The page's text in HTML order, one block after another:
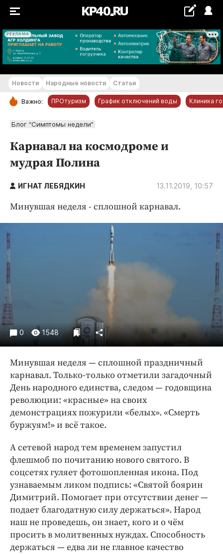
РЕКЛАМА
+18...+19 °С
РУБРИКИ
Статьи
Народные новости
Недвижимость и ЖКХ
Праздники
Происшествия
Спорт
Экономика и бизнес
ПРОЕКТЫ
Блоги
Издания
Интересное чтиво
Клиника года
Бренд года
Работодатель года
Новости Народные новости Статьи
Важно: ПРОтуризм График отключений воды Клиника
Блог “Симптомы недели”
Карнавал на космодроме и
мудрая Полина
ИГНАТ ЛЕБЯДКИН 13.11.2019, 10:57
Минувшая неделя - сплошной карнавал.
0 1548
Минувшая неделя — ​сплошной праздничный
карнавал. Только-только отметили загадочный
День народного единства, следом — ​годовщина
революции: «красные» на своих
демонстрациях пожурили «белых». «Смерть
буржуям!» и всё такое.
А сетевой народ тем временем запустил
флешмоб по почитанию нового святого. В
соцсетях гуляет фотошопленная икона. Под
узнаваемым ликом подпись: «Святой боярин
Димитрий. Помогает при отсутствии денег — ​
подает благодатную силу держаться». Народ
наш не проведешь, он знает, кого и о чём
просить в молитвенных нуждах. Способность
держаться — ​едва ли не главное качество